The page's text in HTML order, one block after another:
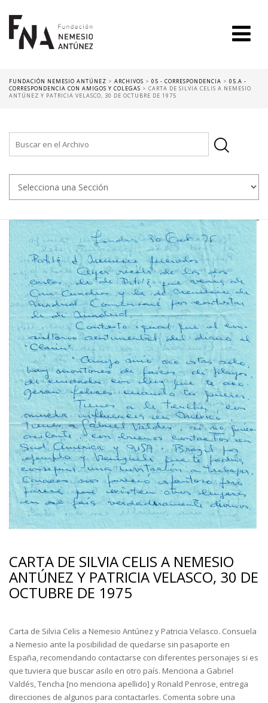
FUNDACIÓN NEMESIO ANTÚNEZ > ARCHIVOS > 05 - CORRESPONDENCIA > 05.A -
CORRESPONDENCIA CON AMIGOS Y COLEGAS > CARTA DE SILVIA CELIS A NEMESIO
ANTÚNEZ Y PATRICIA VELASCO, 30 DE OCTUBRE DE 1975
CARTA DE SILVIA CELIS A NEMESIO
ANTÚNEZ Y PATRICIA VELASCO, 30 DE
OCTUBRE DE 1975
Carta de Silvia Celis a Nemesio Antúnez y Patricia Velasco. Consuela
a Nemesio ante la posibilidad de quedarse sin pasaporte en
España, recomendando contactarse con diferentes personajes si es
que tuviera que buscar asilo en otro país. Menciona a Gabriel
Valdés, Tencha [no menciona apellido] y Ronald Penrose, entrega
direcciones de algunos para contactarles. Comenta sobre una